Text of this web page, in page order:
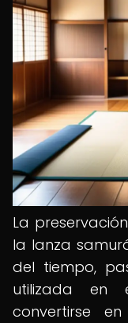
La
la lanza
del tiempo,
utilizada
convertirse